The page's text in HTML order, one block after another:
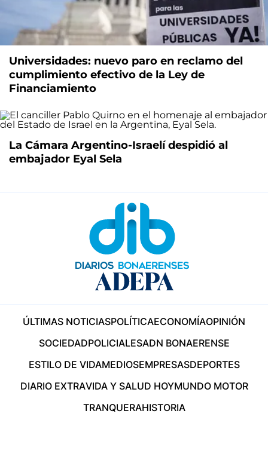
Universidades: nuevo paro en reclamo del
cumplimiento efectivo de la Ley de
Financiamiento
La Cámara Argentino-Israelí despidió al
embajador Eyal Sela
ÚLTIMAS NOTICIASPOLÍTICAECONOMÍAOPINIÓN
SOCIEDADPOLICIALESADN BONAERENSE
ESTILO DE VIDAMEDIOSEMPRESASDEPORTES
DIARIO EXTRAVIDA Y SALUD HOYMUNDO MOTOR
TRANQUERAHISTORIA